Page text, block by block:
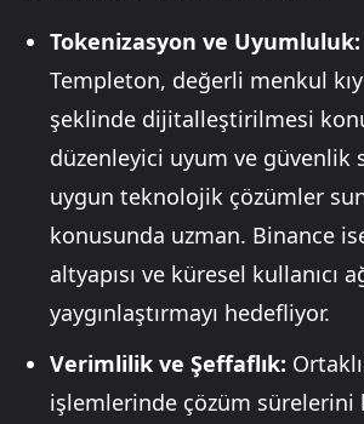
Tokenizasyon ve Uyumluluk:
Templeton, değerli menkul
şeklinde dijitalleştirilmesi
düzenleyici uyum ve güvenlik
uygun teknolojik çözümler
konusunda uzman. Binance
altyapısı ve küresel kullanıcı
yaygınlaştırmayı hedefliyor.
Verimlilik ve Şeffaflık:
işlemlerinde çözüm sürelerini